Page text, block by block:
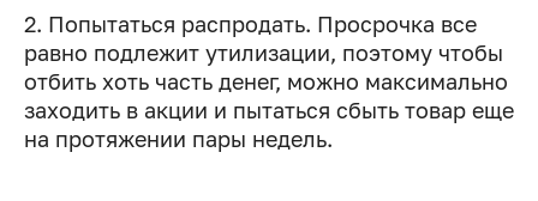
2. Попытаться распродать. Просрочка все
равно подлежит утилизации, поэтому чтобы
отбить хоть часть денег, можно максимально
заходить в акции и пытаться сбыть товар еще
на протяжении пары недель.